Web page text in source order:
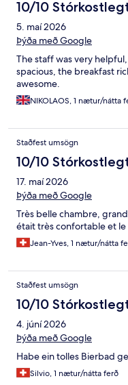
10/10
5. maí 2026
Þýða með Google
The staff was very
spacious, the breakfast
awesome.
NIKOLAOS, 1 nætur/nátta
Staðfest umsögn
10/10
17. maí 2026
Þýða með Google
Très belle chambre,
était très confortable et
Jean-Yves, 1 nætur/nátta
Staðfest umsögn
10/10
4. júní 2026
Þýða með Google
Habe ein tolles Bierbad
Silvio, 1 nætur/nátta ferð